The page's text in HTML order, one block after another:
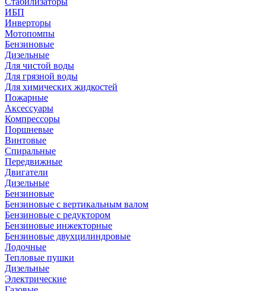
ИБП
Инверторы
Мотопомпы
Бензиновые
Дизельные
Для чистой воды
Для грязной воды
Для химических жидкостей
Пожарные
Аксессуары
Компрессоры
Поршневые
Винтовые
Спиральные
Передвижные
Двигатели
Дизельные
Бензиновые
Бензиновые с вертикальным валом
Бензиновые с редуктором
Бензиновые инжекторные
Бензиновые двухцилиндровые
Лодочные
Тепловые пушки
Дизельные
Электрические